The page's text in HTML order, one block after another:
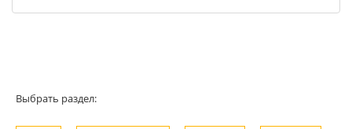
Выбрать раздел: